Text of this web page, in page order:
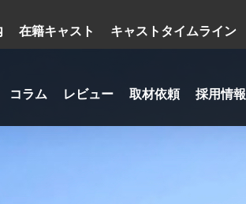
在籍キャスト キャストタイムライン
コラム レビュー 取材依頼 採用情報